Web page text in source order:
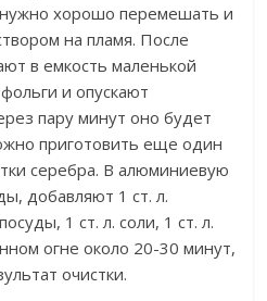
хорошо перемешать и
на пламя. После
в емкость маленькой
и опускают
пару минут оно будет
приготовить еще один
серебра. В алюминиевую
добавляют 1 ст. л.
1 ст. л. соли, 1 ст. л.
огне около 20-30 минут,
очистки.